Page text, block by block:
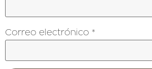
Correo electrónico *